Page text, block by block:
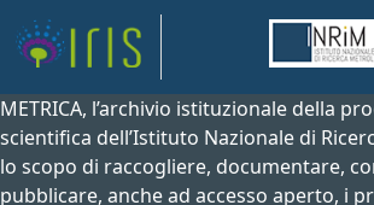
METRICA, l’archivio istituzionale della
scientifica dell’Istituto Nazionale di
lo scopo di raccogliere, documentare,
pubblicare, anche ad accesso aperto, i